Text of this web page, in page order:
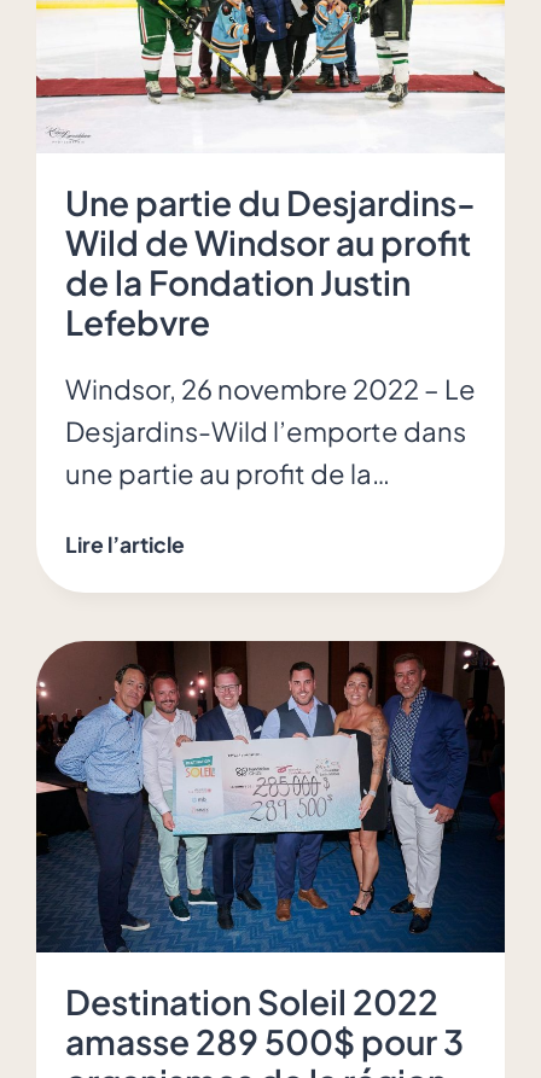
Une partie du Desjardins-
Wild de Windsor au profit
de la Fondation Justin
Lefebvre
Windsor, 26 novembre 2022 – Le
Desjardins-Wild l’emporte dans
une partie au profit de la…
Lire l’article
Desjardins-
Wild
de
Windsor
au
profit
de
la
Fondation
Justin
Destination Soleil 2022
amasse 289 500$ pour 3